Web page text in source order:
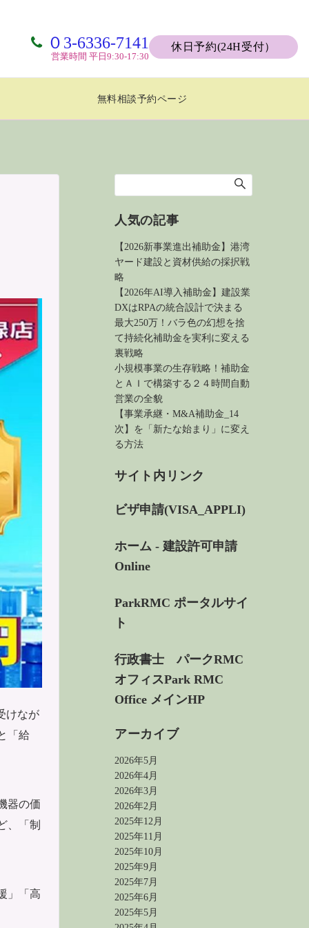
０3-6336-7141
営業時間 平日9:30-17:30
休日予約(24H受付）
無料相談予約ページ
けなが
「給
器の価
、「制
」「高
人気の記事
【2026新事業進出補助金】港湾
ヤード建設と資材供給の採択戦
略
【2026年AI導入補助金】建設業
DXはRPAの統合設計で決まる
最大250万！バラ色の幻想を捨
て持続化補助金を実利に変える
裏戦略
小規模事業の生存戦略！補助金
とＡＩで構築する２４時間自動
営業の全貌
【事業承継・M&A補助金_14
次】を「新たな始まり」に変え
る方法
サイト内リンク
ビザ申請(VISA_APPLI)
ホーム - 建設許可申請
Online
ParkRMC ポータルサイ
ト
行政書士 パークRMC
オフィスPark RMC
Office メインHP
アーカイブ
2026年5月
2026年4月
2026年3月
2026年2月
2025年12月
2025年11月
2025年10月
2025年9月
2025年7月
2025年6月
2025年5月